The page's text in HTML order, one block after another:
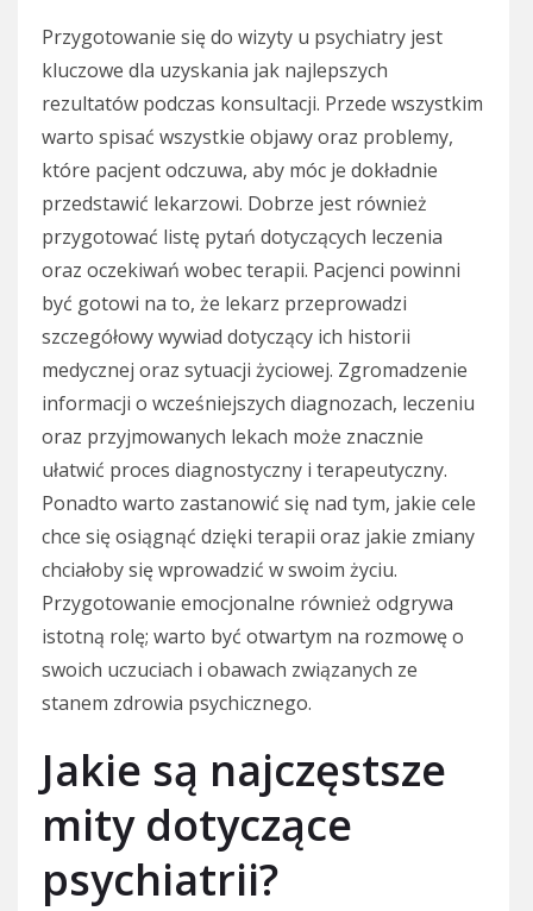
Przygotowanie się do wizyty u psychiatry jest
kluczowe dla uzyskania jak najlepszych
rezultatów podczas konsultacji. Przede wszystkim
warto spisać wszystkie objawy oraz problemy,
które pacjent odczuwa, aby móc je dokładnie
przedstawić lekarzowi. Dobrze jest również
przygotować listę pytań dotyczących leczenia
oraz oczekiwań wobec terapii. Pacjenci powinni
być gotowi na to, że lekarz przeprowadzi
szczegółowy wywiad dotyczący ich historii
medycznej oraz sytuacji życiowej. Zgromadzenie
informacji o wcześniejszych diagnozach, leczeniu
oraz przyjmowanych lekach może znacznie
ułatwić proces diagnostyczny i terapeutyczny.
Ponadto warto zastanowić się nad tym, jakie cele
chce się osiągnąć dzięki terapii oraz jakie zmiany
chciałoby się wprowadzić w swoim życiu.
Przygotowanie emocjonalne również odgrywa
istotną rolę; warto być otwartym na rozmowę o
swoich uczuciach i obawach związanych ze
stanem zdrowia psychicznego.
Jakie są najczęstsze
mity dotyczące
psychiatrii?